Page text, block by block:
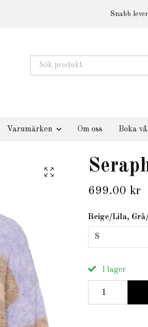
Snabb
Varumärken Om oss Boka
699.00 kr
Beige/Lila,
S
I lager